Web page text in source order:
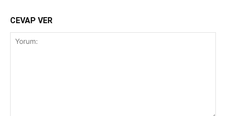
CEVAP VER